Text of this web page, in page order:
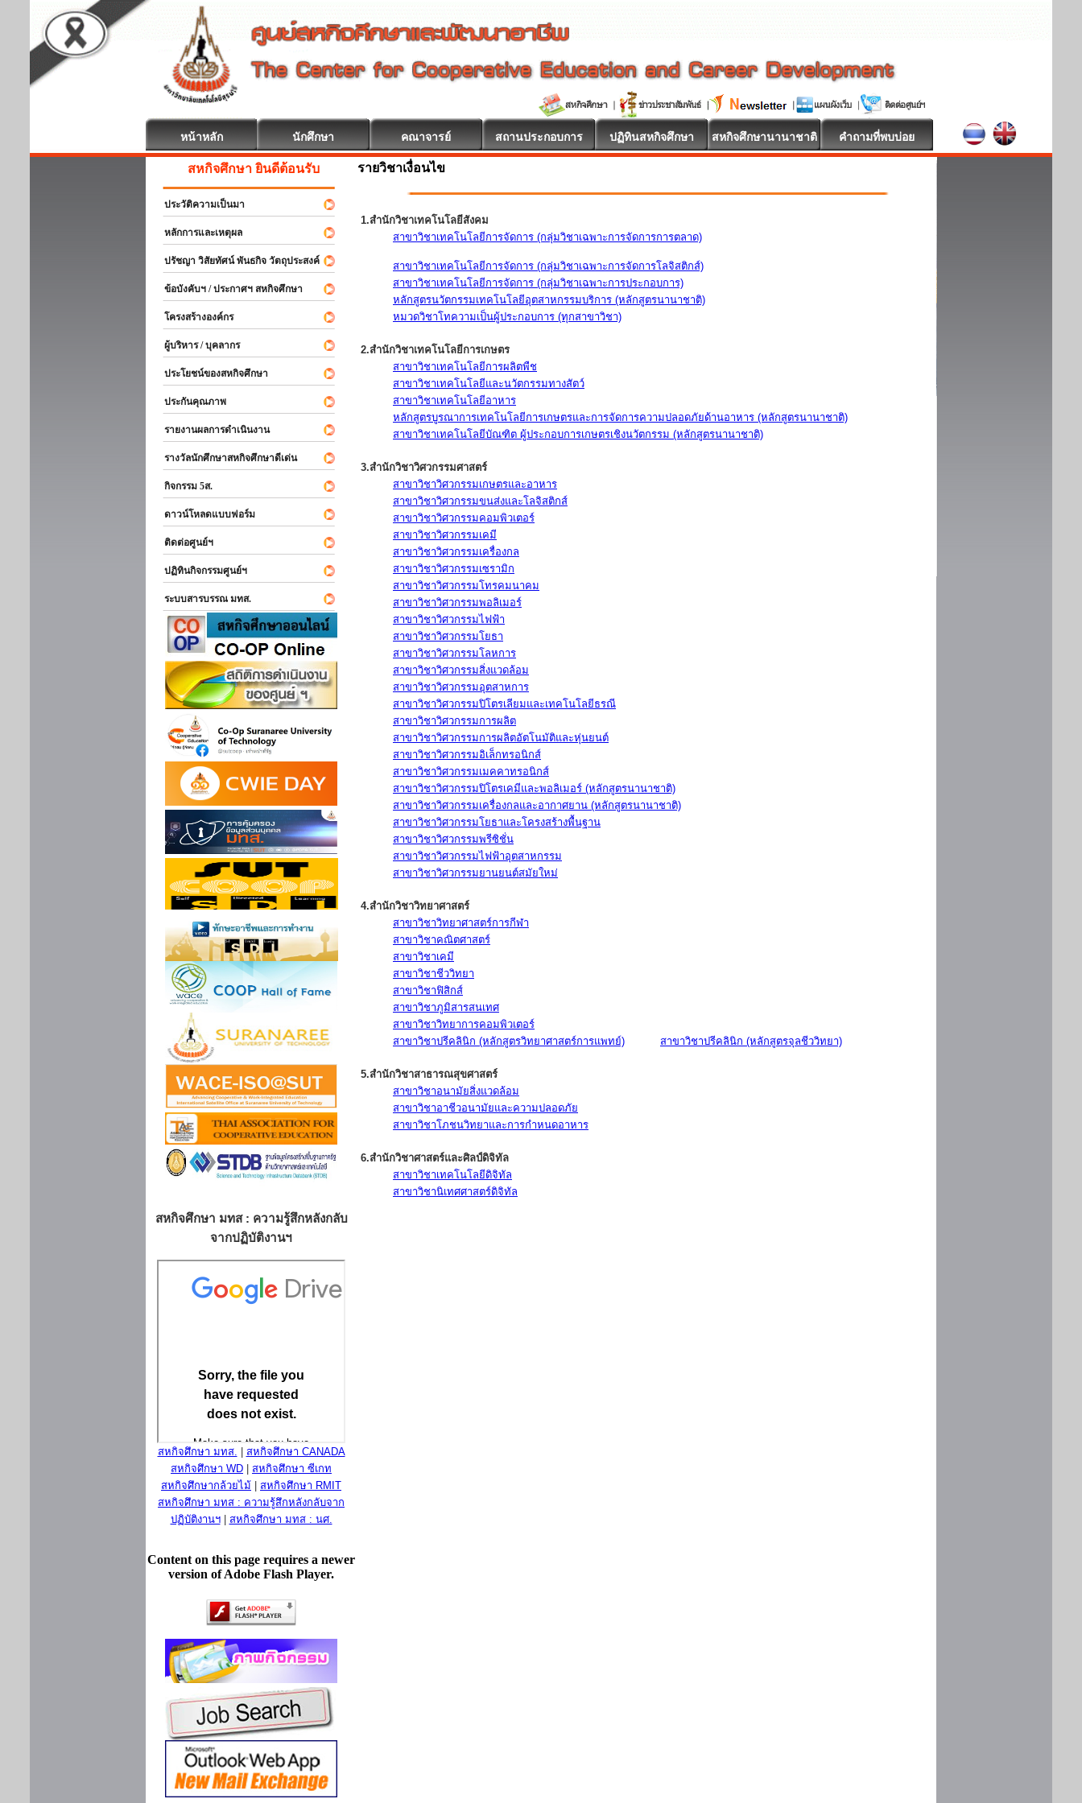
หน้าหลัก นักศึกษา คณาจารย์ สถานประกอบการ ปฏิทินสหกิจศึกษา สหกิจศึกษานานาชาติ คำถามที่พบบ่อย
สหกิจศึกษา ยินดีต้อนรับ
ประวัติความเป็นมา
หลักการและเหตุผล
ปรัชญา วิสัยทัศน์ พันธกิจ วัตถุประสงค์
ข้อบังคับฯ / ประกาศฯ สหกิจศึกษา
โครงสร้างองค์กร
ผู้บริหาร / บุคลากร
ประโยชน์ของสหกิจศึกษา
ประกันคุณภาพ
รายงานผลการดำเนินงาน
รางวัลนักศึกษาสหกิจศึกษาดีเด่น
กิจกรรม 5ส.
ดาวน์โหลดแบบฟอร์ม
ติดต่อศูนย์ฯ
ปฏิทินกิจกรรมศูนย์ฯ
ระบบสารบรรณ มทส.
สหกิจศึกษา มทส : ความรู้สึกหลังกลับ
จากปฏิบัติงานฯ
สหกิจศึกษา มทส.
สหกิจศึกษา CANADA
สหกิจศึกษา WD
สหกิจศึกษา ซีเกท
สหกิจศึกษากล้วยไม้
สหกิจศึกษา RMIT
สหกิจศึกษา มทส : ความรู้สึกหลังกลับจาก
ปฏิบัติงานฯ| สหกิจศึกษา มทส : นศ.
Content on this page requires a newer
version of Adobe Flash Player.
รายวิชาเงื่อนไข
1.สำนักวิชาเทคโนโลยีสังคม
สาขาวิชาเทคโนโลยีการจัดการ (กลุ่มวิชาเฉพาะการจัดการการตลาด)
สาขาวิชาเทคโนโลยีการจัดการ (กลุ่มวิชาเฉพาะการจัดการโลจิสติกส์)
สาขาวิชาเทคโนโลยีการจัดการ (กลุ่มวิชาเฉพาะการประกอบการ)
หลักสูตรนวัตกรรมเทคโนโลยีอุตสาหกรรมบริการ (หลักสูตรนานาชาติ)
หมวดวิชาโทความเป็นผู้ประกอบการ (ทุกสาขาวิชา)
2.สำนักวิชาเทคโนโลยีการเกษตร
สาขาวิชาเทคโนโลยีการผลิตพืช
สาขาวิชาเทคโนโลยีและนวัตกรรมทางสัตว์
สาขาวิชาเทคโนโลยีอาหาร
หลักสูตรบูรณาการเทคโนโลยีการเกษตรและการจัดการความปลอดภัยด้านอาหาร (หลักสูตรนานาชาติ)
สาขาวิชาเทคโนโลยีบัณฑิต ผู้ประกอบการเกษตรเชิงนวัตกรรม (หลักสูตรนานาชาติ)
3.สำนักวิชาวิศวกรรมศาสตร์
สาขาวิชาวิศวกรรมเกษตรและอาหาร
สาขาวิชาวิศวกรรมขนส่งและโลจิสติกส์
สาขาวิชาวิศวกรรมคอมพิวเตอร์
สาขาวิชาวิศวกรรมเคมี
สาขาวิชาวิศวกรรมเครื่องกล
สาขาวิชาวิศวกรรมเซรามิก
สาขาวิชาวิศวกรรมโทรคมนาคม
สาขาวิชาวิศวกรรมพอลิเมอร์
สาขาวิชาวิศวกรรมไฟฟ้า
สาขาวิชาวิศวกรรมโยธา
สาขาวิชาวิศวกรรมโลหการ
สาขาวิชาวิศวกรรมสิ่งแวดล้อม
สาขาวิชาวิศวกรรมอุตสาหการ
สาขาวิชาวิศวกรรมปิโตรเลียมและเทคโนโลยีธรณี
สาขาวิชาวิศวกรรมการผลิต
สาขาวิชาวิศวกรรมการผลิตอัตโนมัติและหุ่นยนต์
สาขาวิชาวิศวกรรมอิเล็กทรอนิกส์
สาขาวิชาวิศวกรรมเมคคาทรอนิกส์
สาขาวิชาวิศวกรรมปิโตรเคมีและพอลิเมอร์ (หลักสูตรนานาชาติ)
สาขาวิชาวิศวกรรมเครื่องกลและอากาศยาน (หลักสูตรนานาชาติ)
สาขาวิชาวิศวกรรมโยธาและโครงสร้างพื้นฐาน
สาขาวิชาวิศวกรรมพรีซิชั่น
สาขาวิชาวิศวกรรมไฟฟ้าอุตสาหกรรม
สาขาวิชาวิศวกรรมยานยนต์สมัยใหม่
4.สำนักวิชาวิทยาศาสตร์
สาขาวิชาวิทยาศาสตร์การกีฬา
สาขาวิชาคณิตศาสตร์
สาขาวิชาเคมี
สาขาวิชาชีววิทยา
สาขาวิชาฟิสิกส์
สาขาวิชาภูมิสารสนเทศ
สาขาวิชาวิทยาการคอมพิวเตอร์
สาขาวิชาปรีคลินิก (หลักสูตรวิทยาศาสตร์การแพทย์)
สาขาวิชาปรีคลินิก (หลักสูตรจุลชีววิทยา)
5.สำนักวิชาสาธารณสุขศาสตร์
สาขาวิชาอนามัยสิ่งแวดล้อม
สาขาวิชาอาชีวอนามัยและความปลอดภัย
สาขาวิชาโภชนวิทยาและการกำหนดอาหาร
6.สำนักวิชาศาสตร์และศิลป์ดิจิทัล
สาขาวิชาเทคโนโลยีดิจิทัล
สาขาวิชานิเทศศาสตร์ดิจิทัล